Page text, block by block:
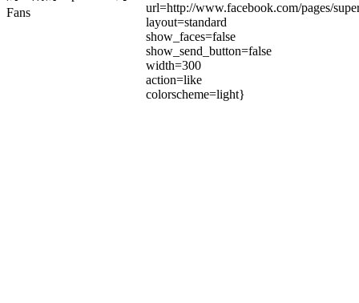
Fans
url=http://www.facebook.com/pages/
layout=standard
show_faces=false
show_send_button=false
width=300
action=like
colorscheme=light}